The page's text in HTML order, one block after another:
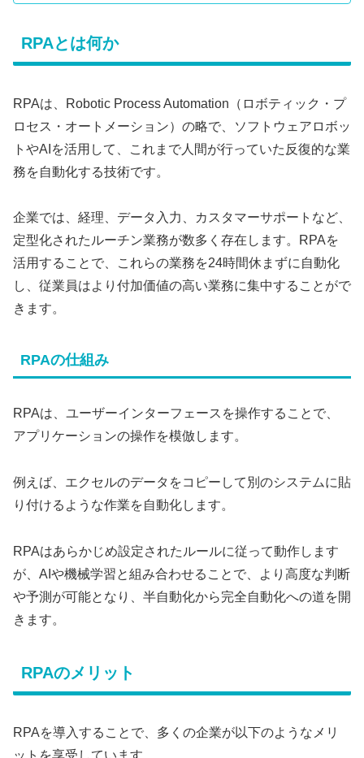
RPAとは何か
RPAは、Robotic Process Automation（ロボティック・プ
ロセス・オートメーション）の略で、ソフトウェアロボッ
トやAIを活用して、これまで人間が行っていた反復的な業
務を自動化する技術です。
企業では、経理、データ入力、カスタマーサポートなど、
定型化されたルーチン業務が数多く存在します。RPAを
活用することで、これらの業務を24時間休まずに自動化
し、従業員はより付加価値の高い業務に集中することがで
きます。
RPAの仕組み
RPAは、ユーザーインターフェースを操作することで、
アプリケーションの操作を模倣します。
例えば、エクセルのデータをコピーして別のシステムに貼
り付けるような作業を自動化します。
RPAはあらかじめ設定されたルールに従って動作します
が、AIや機械学習と組み合わせることで、より高度な判断
や予測が可能となり、半自動化から完全自動化への道を開
きます。
RPAのメリット
RPAを導入することで、多くの企業が以下のようなメリ